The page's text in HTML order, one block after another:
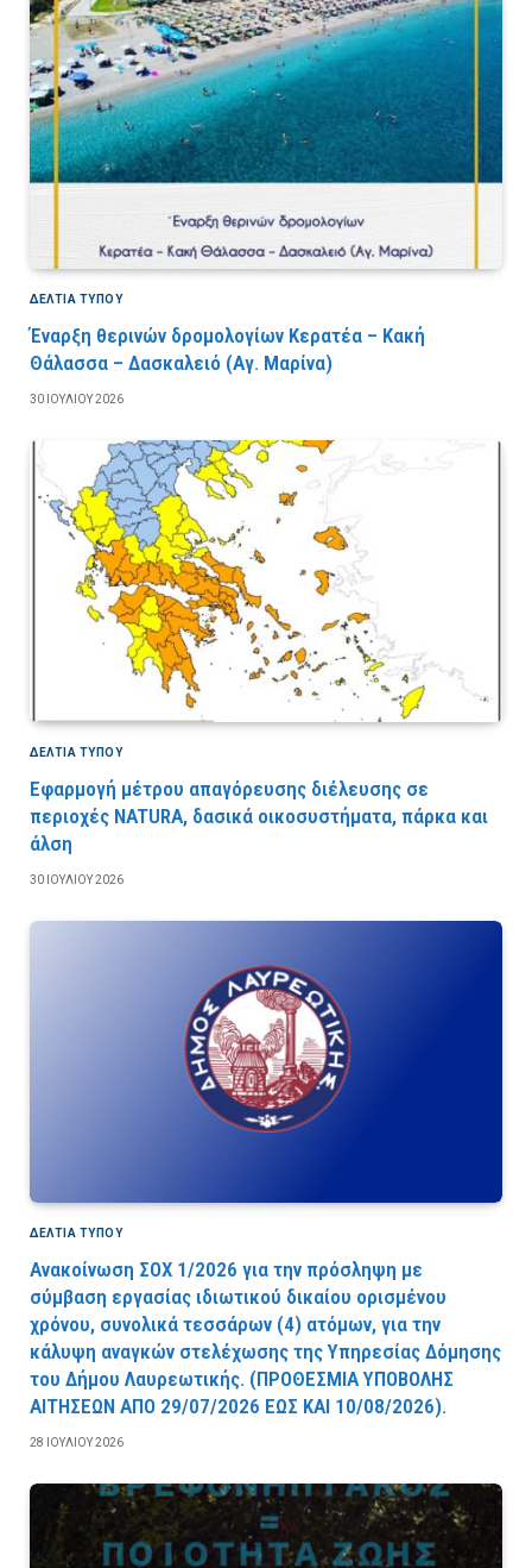
ΔΕΛΤΙΑ ΤΥΠΟΥ
Έναρξη θερινών δρομολογίων Κερατέα – Κακή
Θάλασσα – Δασκαλειό (Αγ. Μαρίνα)
30 ΙΟΥΛΊΟΥ 2026
ΔΕΛΤΙΑ ΤΥΠΟΥ
Εφαρμογή μέτρου απαγόρευσης διέλευσης σε
περιοχές NATURA, δασικά οικοσυστήματα, πάρκα και
άλση
30 ΙΟΥΛΊΟΥ 2026
ΔΕΛΤΙΑ ΤΥΠΟΥ
Ανακοίνωση ΣΟΧ 1/2026 για την πρόσληψη με
σύμβαση εργασίας ιδιωτικού δικαίου ορισμένου
χρόνου, συνολικά τεσσάρων (4) ατόμων, για την
κάλυψη αναγκών στελέχωσης της Υπηρεσίας Δόμησης
του Δήμου Λαυρεωτικής. (ΠPOΘEΣMIA YΠOBOΛHΣ
AITHΣEΩN AΠO 29/07/2026 EΩΣ KAI 10/08/2026).
28 ΙΟΥΛΊΟΥ 2026